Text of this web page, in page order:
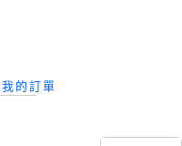
我的訂單